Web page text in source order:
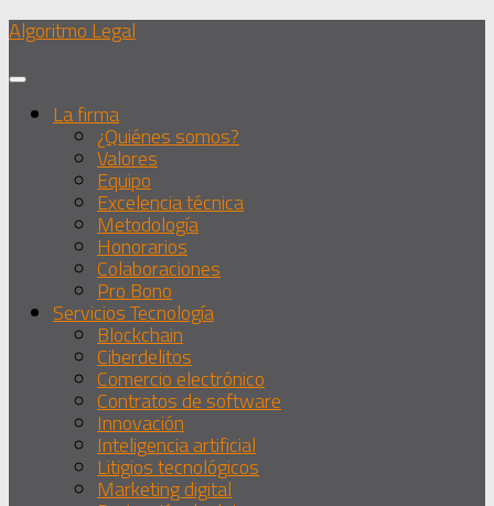
Debajo
del
contenido
Algoritmo Legal
La firma
¿Quiénes somos?
Valores
Equipo
Excelencia técnica
Metodología
Honorarios
Colaboraciones
Pro Bono
Servicios Tecnología
Blockchain
Ciberdelitos
Comercio electrónico
Contratos de software
Innovación
Inteligencia artificial
Litigios tecnológicos
Marketing digital